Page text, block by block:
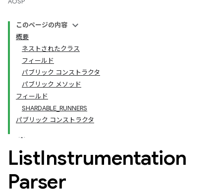
このページの内容
概要
ネストされたクラス
フィールド
パブリック コンストラクタ
パブリック メソッド
フィールド
SHARDABLE_RUNNERS
パブリック コンストラクタ
ListInstrumentation
Parser